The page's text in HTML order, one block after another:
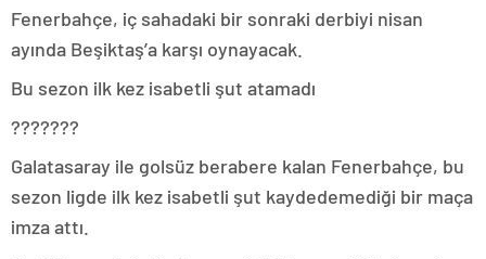
Fenerbahçe, iç sahadaki bir sonraki derbiyi nisan
ayında Beşiktaş’a karşı oynayacak.
Bu sezon ilk kez isabetli şut atamadı
???????
Galatasaray ile golsüz berabere kalan Fenerbahçe, bu
sezon ligde ilk kez isabetli şut kaydedemediği bir maça
imza attı.